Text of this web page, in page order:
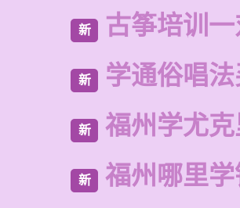
新 古筝培训
新 学通俗唱
新 福州学尤
新 福州哪里